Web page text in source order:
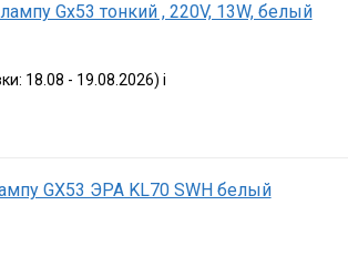
Gx53 тонкий , 220V, 13W, белый
18.08 - 19.08.2026) i
GX53 ЭРА KL70 SWH белый